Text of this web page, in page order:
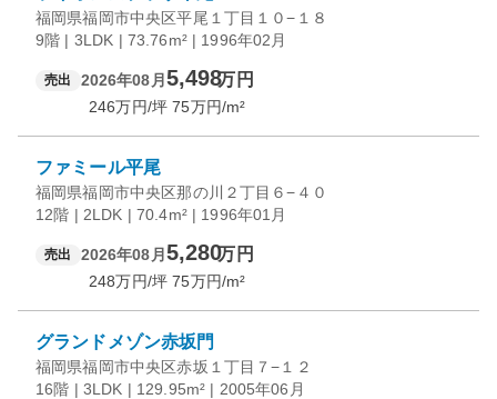
福岡県福岡市中央区平尾１丁目１０−１８
9階 | 3LDK | 73.76m² | 1996年02月
売出 2026年08月 5,498万円
246万円/坪 75万円/m²
ファミール平尾
福岡県福岡市中央区那の川２丁目６−４０
12階 | 2LDK | 70.4m² | 1996年01月
売出 2026年08月 5,280万円
248万円/坪 75万円/m²
グランドメゾン赤坂門
福岡県福岡市中央区赤坂１丁目７−１２
16階 | 3LDK | 129.95m² | 2005年06月